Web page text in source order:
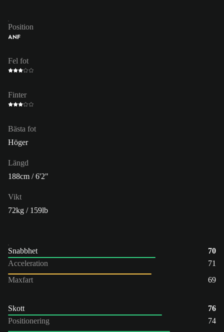
Position
ANF
Fel fot
Finter
Bästa fot
Höger
Längd
188cm / 6'2"
Vikt
72kg / 159lb
Snabbhet
70
Acceleration
71
Maxfart
69
Skott
76
Positionering
74